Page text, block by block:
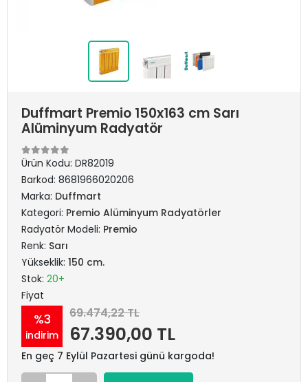
Duffmart Premio 150x163 cm Sarı
Alüminyum Radyatör
Ürün Kodu: DR82019
Barkod: 8681966020206
Marka: Duffmart
Kategori: Premio Alüminyum Radyatörler
Radyatör Modeli: Premio
Renk: Sarı
Yükseklik: 150 cm.
Stok: 20+
Fiyat
%3
indirim
69.474,22 TL
67.390,00 TL
En geç 7 Eylül Pazartesi günü kargoda!